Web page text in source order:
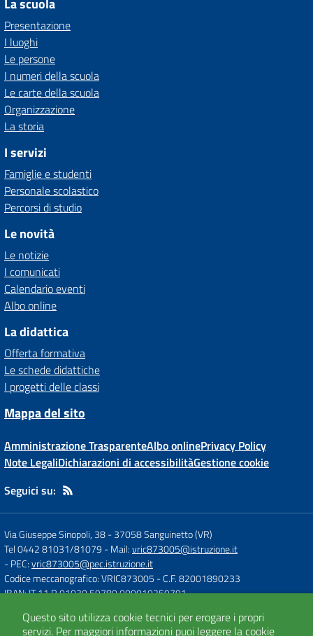
La scuola
Presentazione
I luoghi
Le persone
I numeri della scuola
Le carte della scuola
Organizzazione
La storia
I servizi
Famiglie e studenti
Personale scolastico
Percorsi di studio
Le novità
Le notizie
I comunicati
Calendario eventi
Albo online
La didattica
Offerta formativa
Le schede didattiche
I progetti delle classi
Mappa del sito
Amministrazione TrasparenteAlbo onlinePrivacy Policy
Note LegaliDichiarazioni di accessibilitàGestione cookie
Seguici su:
Via Giuseppe Sinopoli, 38-37058 Sanguinetto (VR)
Tel 0442 81031/81079 - Mail:vric873005@istruzione.it
- PEC:vric873005@pec.istruzione.it
Codice meccanografico: VRIC873005 - C.F. 82001890233
IBAN: IT 11 R 01030 59780 000010259791
Questo sito utilizza cookie tecnici per erogare i propri
servizi. Per maggiori informazioni puoi leggere la cookie